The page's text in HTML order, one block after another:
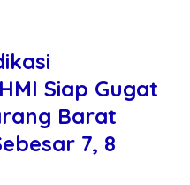
Siap Gugat
Barat
7, 8